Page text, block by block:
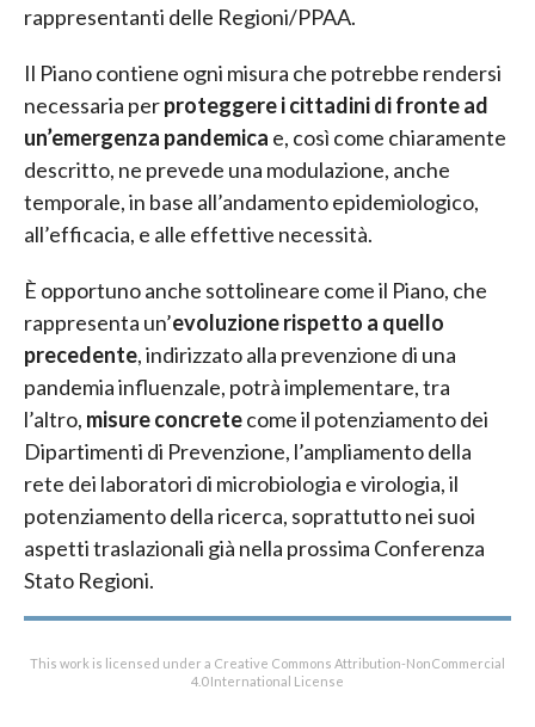
rappresentanti delle Regioni/PPAA.
Il Piano contiene ogni misura che potrebbe rendersi
necessaria perproteggere i cittadini di fronte ad
un’emergenza pandemica e, così come chiaramente
descritto, ne prevede una modulazione, anche
temporale, in base all’andamento epidemiologico,
all’efficacia, e alle effettive necessità.
È opportuno anche sottolineare come il Piano, che
rappresenta un’evoluzione rispetto a quello
precedente, indirizzato alla prevenzione di una
pandemia influenzale, potrà implementare, tra
l’altro, misure concretecome il potenziamento dei
Dipartimenti di Prevenzione, l’ampliamento della
rete dei laboratori di microbiologia e virologia, il
potenziamento della ricerca, soprattutto nei suoi
aspetti traslazionali già nella prossima Conferenza
Stato Regioni.
This work is licensed under a Creative Commons Attribution-NonCommercial
4.0 International License